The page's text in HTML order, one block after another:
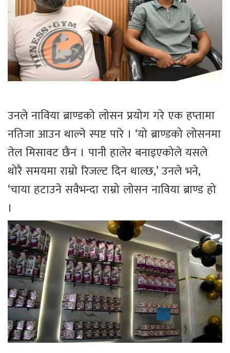
उनले नाविया ब्राण्डको लोसन प्रयोग गरे एक हप्तामा
नतिजा आउन थाल्ने स्पष्ट पारे । ‘यो ब्राण्डको लोसनमा
तेल मिसावट छैन । पानी हालेर बनाइएकोले यसले
थोरै समयमा राम्रो रिजल्ट दिन थाल्छ,’ उनले भने,
‘चाया हटाउने सवैभन्दा राम्रो लोसन नाविया ब्राण्ड हो
।